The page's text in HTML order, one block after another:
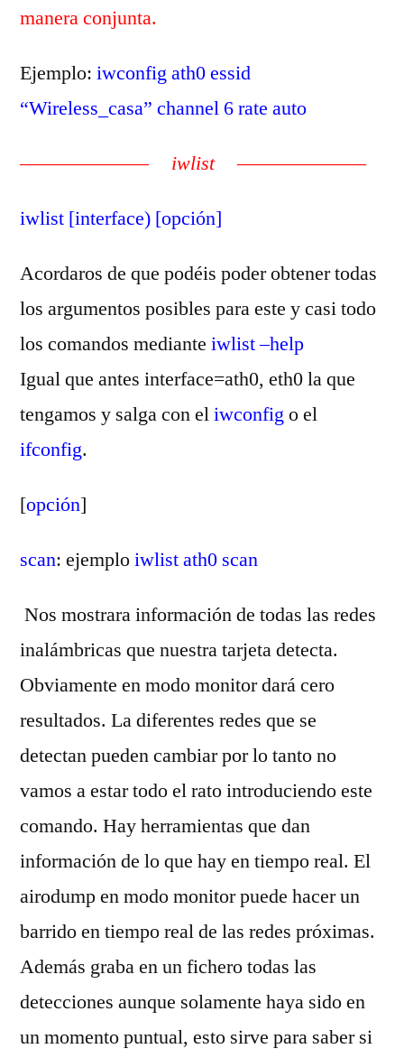
manera conjunta.
Ejemplo: iwconfig ath0 essid
“Wireless_casa” channel 6 rate auto
——————– iwlist——————–
iwlist [interface) [opción]
Acordaros de que podéis poder obtener todas
los argumentos posibles para este y casi todo
los comandos mediante iwlist –help
Igual que antes interface=ath0, eth0 la que
tengamos y salga con eliwconfig o el
ifconfig.
[opción]
scan: ejemploiwlist ath0 scan
Nos mostrara información de todas las redes
inalámbricas que nuestra tarjeta detecta.
Obviamente en modo monitor dará cero
resultados. La diferentes redes que se
detectan pueden cambiar por lo tanto no
vamos a estar todo el rato introduciendo este
comando. Hay herramientas que dan
información de lo que hay en tiempo real. El
airodump en modo monitor puede hacer un
barrido en tiempo real de las redes próximas.
Además graba en un fichero todas las
detecciones aunque solamente haya sido en
un momento puntual, esto sirve para saber si